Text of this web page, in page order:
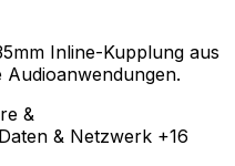
Inline-Kupplung aus
&
& Netzwerk +16